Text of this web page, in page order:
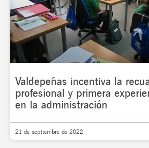
Valdepeñas incentiva la
profesional y primera
en la administración
21 de septiembre de 2022